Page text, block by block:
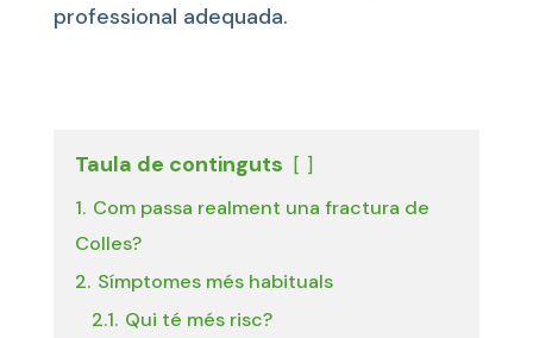
professional adequada.
Taula de continguts
1. Com passa realment una fractura de
Colles?
2. Símptomes més habituals
2.1. Qui té més risc?